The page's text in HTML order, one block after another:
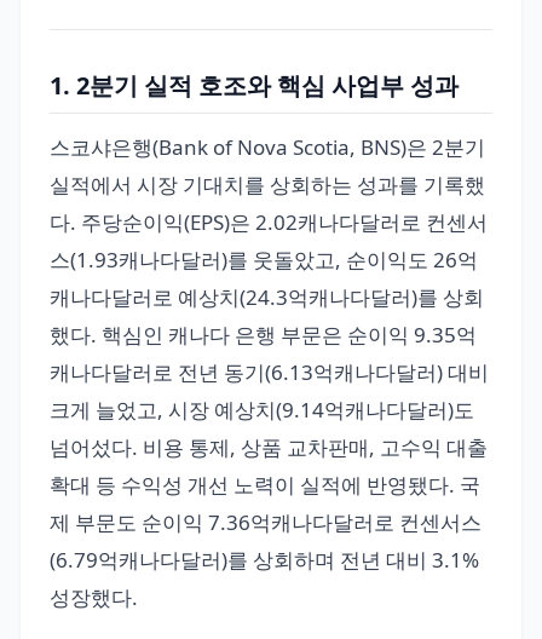
1. 2분기 실적 호조와 핵심 사업부 성과
스코샤은행(Bank of Nova Scotia, BNS)은 2분기
실적에서 시장 기대치를 상회하는 성과를 기록했
다. 주당순이익(EPS)은 2.02캐나다달러로 컨센서
스(1.93캐나다달러)를 웃돌았고, 순이익도 26억
캐나다달러로 예상치(24.3억캐나다달러)를 상회
했다. 핵심인 캐나다 은행 부문은 순이익 9.35억
캐나다달러로 전년 동기(6.13억캐나다달러) 대비
크게 늘었고, 시장 예상치(9.14억캐나다달러)도
넘어섰다. 비용 통제, 상품 교차판매, 고수익 대출
확대 등 수익성 개선 노력이 실적에 반영됐다. 국
제 부문도 순이익 7.36억캐나다달러로 컨센서스
(6.79억캐나다달러)를 상회하며 전년 대비 3.1%
성장했다.